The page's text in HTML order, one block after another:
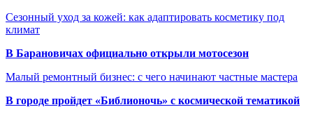
Сезонный уход за кожей: как адаптировать косметику под
климат
В Барановичах официально открыли мотосезон
Малый ремонтный бизнес: с чего начинают частные мастера
В городе пройдет «Библионочь» с космической тематикой